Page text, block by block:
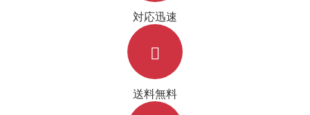
対応迅速
送料無料